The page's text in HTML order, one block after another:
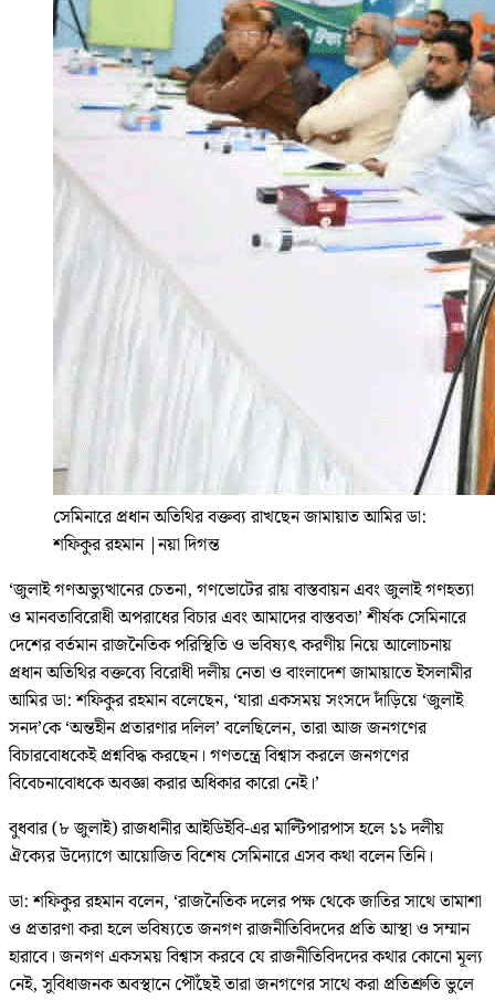
সেমিনারে প্রধান অতিথির বক্তব্য রাখছেন জামায়াত আমির ডা:
শফিকুর রহমান |নয়া দিগন্ত
‘জুলাই গণঅভ্যুত্থানের চেতনা, গণভোটের রায় বাস্তবায়ন এবং জুলাই গণহত্যা
ও মানবতাবিরোধী অপরাধের বিচার এবং আমাদের বাস্তবতা’ শীর্ষক সেমিনারে
দেশের বর্তমান রাজনৈতিক পরিস্থিতি ও ভবিষ্যৎ করণীয় নিয়ে আলোচনায়
প্রধান অতিথির বক্তব্যে বিরোধী দলীয় নেতা ও বাংলাদেশ জামায়াতে ইসলামীর
আমির ডা: শফিকুর রহমান বলেছেন, ‘যারা একসময় সংসদে দাঁড়িয়ে ‘জুলাই
সনদ’কে ‘অন্তহীন প্রতারণার দলিল’ বলেছিলেন, তারা আজ জনগণের
বিচারবোধকেই প্রশ্নবিদ্ধ করছেন। গণতন্ত্রে বিশ্বাস করলে জনগণের
বিবেচনাবোধকে অবজ্ঞা করার অধিকার কারো নেই।’
বুধবার (৮ জুলাই) রাজধানীর আইডিইবি-এর মাল্টিপারপাস হলে ১১ দলীয়
ঐক্যের উদ্যোগে আয়োজিত বিশেষ সেমিনারে এসব কথা বলেন তিনি।
ডা: শফিকুর রহমান বলেন, ‘রাজনৈতিক দলের পক্ষ থেকে জাতির সাথে তামাশা
ও প্রতারণা করা হলে ভবিষ্যতে জনগণ রাজনীতিবিদদের প্রতি আস্থা ও সম্মান
হারাবে। জনগণ একসময় বিশ্বাস করবে যে রাজনীতিবিদদের কথার কোনো মূল্য
নেই, সুবিধাজনক অবস্থানে পৌঁছেই তারা জনগণের সাথে করা প্রতিশ্রুতি ভুলে